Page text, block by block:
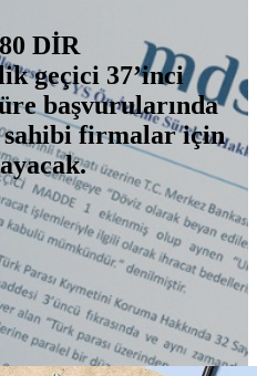
DİR
geçici 37’inci
başvurularında
sahibi firmalar için